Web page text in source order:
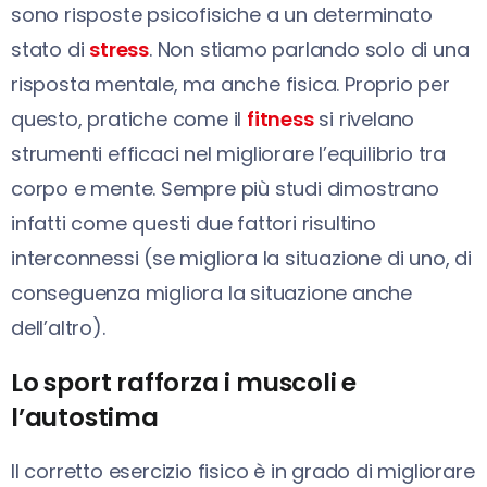
sono risposte psicofisiche a un determinato
stato di stress. Non stiamo parlando solo di una
risposta mentale, ma anche fisica. Proprio per
questo, pratiche come il fitnesssi rivelano
strumenti efficaci nel migliorare l’equilibrio tra
corpo e mente. Sempre più studi dimostrano
infatti come questi due fattori risultino
interconnessi (se migliora la situazione di uno, di
conseguenza migliora la situazione anche
dell’altro).
Lo sport rafforza i muscoli e
l’autostima
Il corretto esercizio fisico è in grado di migliorare